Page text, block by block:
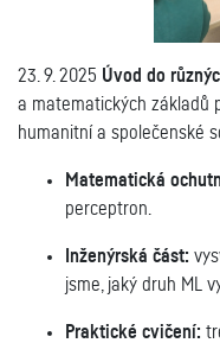
23. 9. 2025 Úvod do
a matematických základů
humanitní a společenské
Matematická
perceptron.
Inženýrská část:
jsme, jaký druh ML
Praktické cvičení: